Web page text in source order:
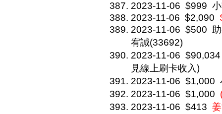
2023-11-06 $999
2023-11-06 $2,090
2023-11-06 $500
宥誠(33692)
2023-11-06 $90,034
見線上刷卡收入)
2023-11-06 $1,000
2023-11-06 $1,000
2023-11-06 $413